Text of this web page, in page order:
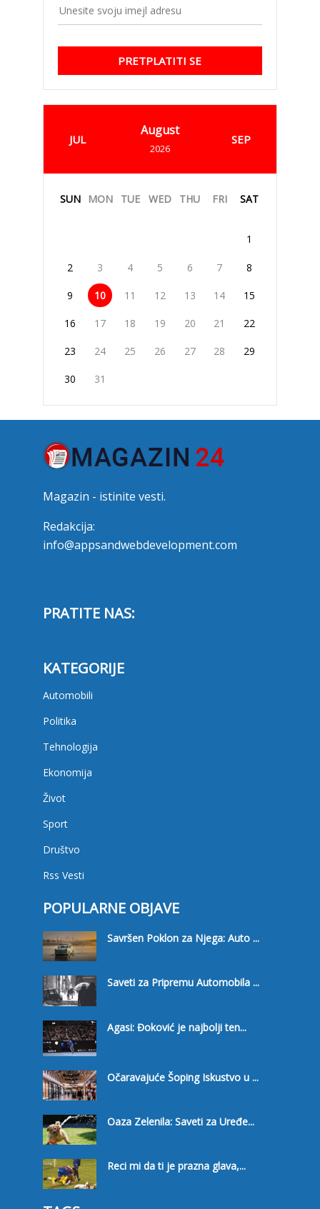
PRETPLATITI SE
JUL
August
2026
SEP
SUN MON TUE WED THU FRI SAT
1
2 3 4 5 6 7 8
9 10 11 12 13 14 15
16 17 18 19 20 21 22
23 24 25 26 27 28 29
30 31
Magazin - istinite vesti.
Redakcija:
info@appsandwebdevelopment.com
PRATITE NAS:
KATEGORIJE
Automobili
Politika
Tehnologija
Ekonomija
Život
Sport
Društvo
Rss Vesti
POPULARNE OBJAVE
Savršen Poklon za Njega: Auto ...
Saveti za Pripremu Automobila ...
Agasi: Đoković je najbolji ten...
Očaravajuće Šoping Iskustvo u ...
Oaza Zelenila: Saveti za Uređe...
Reci mi da ti je prazna glava,...